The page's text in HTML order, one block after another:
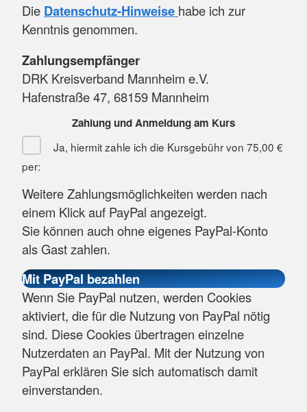
Die Datenschutz-Hinweise habe ich zur
Kenntnis genommen.
Zahlungsempfänger
DRK Kreisverband Mannheim e.V.
Hafenstraße 47, 68159 Mannheim
Zahlung und Anmeldung am Kurs
Ja, hiermit zahle ich die Kursgebühr von 75,00 €
per:
Weitere Zahlungsmöglichkeiten werden nach
einem Klick auf PayPal angezeigt.
Sie können auch ohne eigenes PayPal-Konto
als Gast zahlen.
Wenn Sie PayPal nutzen, werden Cookies
aktiviert, die für die Nutzung von PayPal nötig
sind. Diese Cookies übertragen einzelne
Nutzerdaten an PayPal. Mit der Nutzung von
PayPal erklären Sie sich automatisch damit
einverstanden.